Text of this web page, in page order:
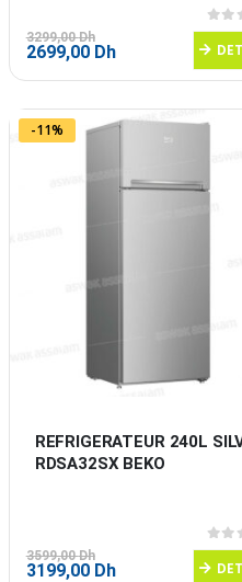
0sur
3299,00Dh
Le
initial
était :
3299,00 Dh.
2699,00 DhLe
actuel
est :
2699,00 Dh.
-11%
REFRIGERATEUR 240L
RDSA32SX BEKO
0sur
3599,00Dh
Le
3199,00 DhLe